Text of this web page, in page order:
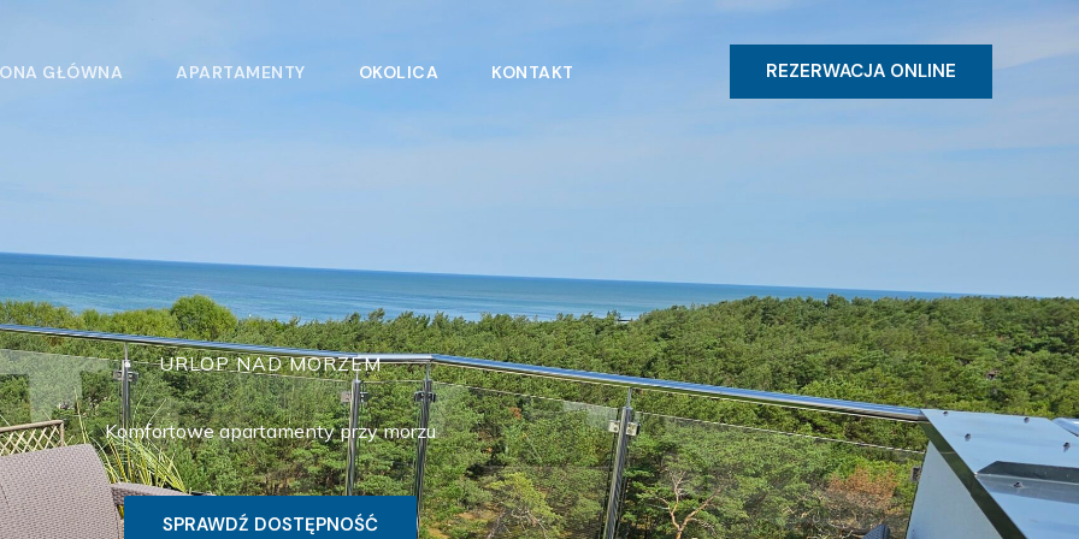
GŁÓWNA APARTAMENTY OKOLICA KONTAKT REZERWACJA ONLINE
URLOP NAD MORZEM
Komfortowe apartamenty przy morzu
SPRAWDŹ DOSTĘPNOŚĆ